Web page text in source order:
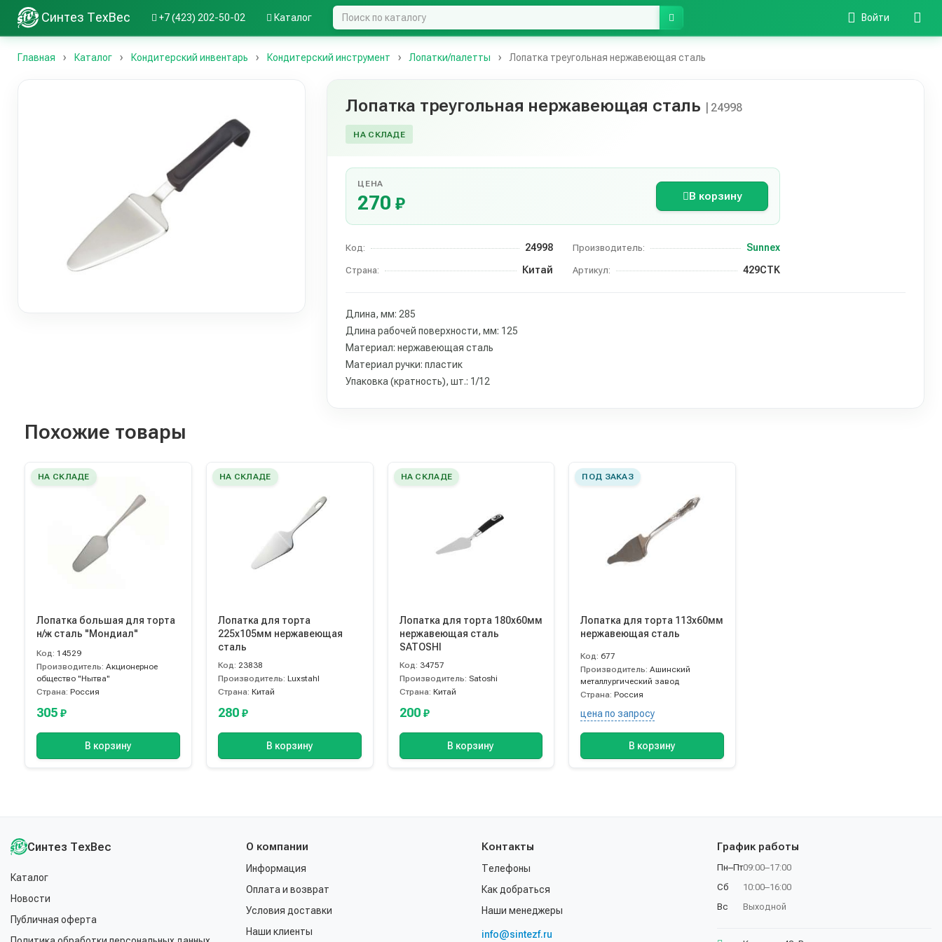
Синтез ТехВес +7 (423) 202-50-02 Каталог Войти
Главная Каталог Кондитерский инвентарь Кондитерский инструмент Лопатки/палетты Лопатка треугольная нержавеющая сталь
Лопатка треугольная нержавеющая сталь | 24998
НА СКЛАДЕ
ЦЕНА
270₽ В корзину
Код: 24998 Производитель: Sunnex
Страна: Китай Артикул: 429CTK
Длина, мм: 285
Длина рабочей поверхности, мм: 125
Материал: нержавеющая сталь
Материал ручки: пластик
Упаковка (кратность), шт.: 1/12
Похожие товары
НА СКЛАДЕ
Лопатка большая для торта
н/ж сталь "Мондиал"
Код: 14529
Производитель: Акционерное
общество "Нытва"
Страна: Россия
305 ₽
В корзину
НА СКЛАДЕ
Лопатка для торта
225х105мм нержавеющая
сталь
Код: 23838
Производитель: Luxstahl
Страна: Китай
280 ₽
В корзину
НА СКЛАДЕ
Лопатка для торта 180х60мм
нержавеющая сталь
SATOSHI
Код: 34757
Производитель: Satoshi
Страна: Китай
200 ₽
В корзину
ПОД ЗАКАЗ
Лопатка для торта 113х60мм
нержавеющая сталь
Код:677
Производитель:Ашинский
металлургический завод
Страна:Россия
цена по запросу
В корзину
Синтез ТехВес
Каталог
Новости
Публичная оферта
О компании
Информация
Оплата и возврат
Условия доставки
Наши клиенты
Контакты
Телефоны
Как добраться
Наши менеджеры
info@sintezf.ru
График работы
Пн–Пт
Сб
Вс
09:00–17:00
10:00–16:00
Выходной